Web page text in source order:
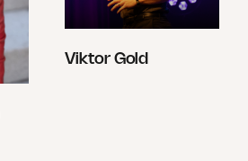
Viktor Gold